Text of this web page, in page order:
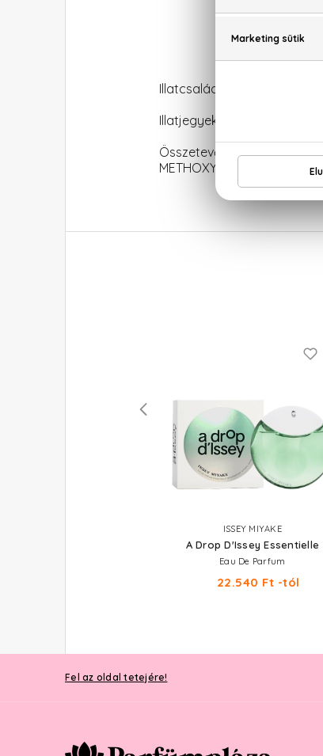
Illatcsalád: Virágos
Illatjegyek: damaszkuszi
Összetevők: ALCOHOL,
ISSEY MIYAKE
A Drop D'Issey Essentielle
Eau De Parfum
22.540 Ft -tól
Fel az oldal tetejére!